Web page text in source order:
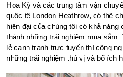
Hoa Kỳ và các trung tâm vận
quốc tế London Heathrow, có thể
hiện đại của chúng tôi có khả năng
thành những trải nghiệm mua
lẻ cạnh tranh trực tuyến thì công
những trải nghiệm thú vị và bổ ích